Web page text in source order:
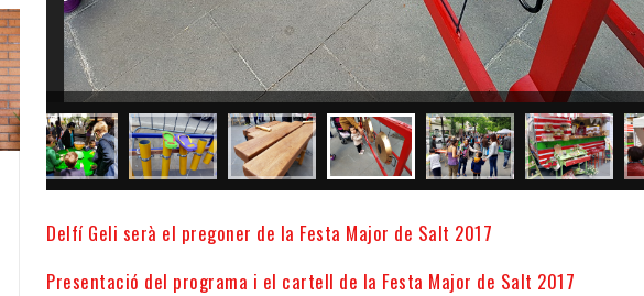
Delfí Geli serà el pregoner de la Festa Major de Salt 2017
Presentació del programa i el cartell de la Festa Major de Salt 2017